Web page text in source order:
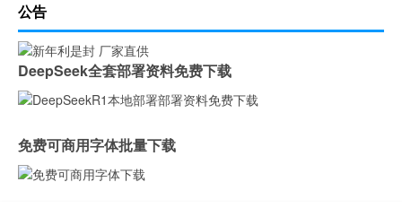
公告
DeepSeek全套部署资料免费下载
免费可商用字体批量下载